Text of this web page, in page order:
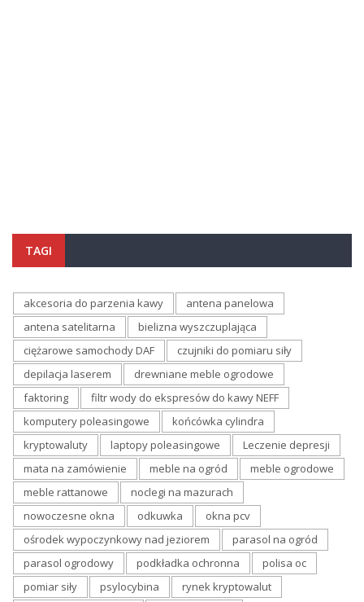
TAGI
akcesoria do parzenia kawy
antena panelowa
antena satelitarna
bielizna wyszczuplająca
ciężarowe samochody DAF
czujniki do pomiaru siły
depilacja laserem
drewniane meble ogrodowe
faktoring
filtr wody do ekspresów do kawy NEFF
komputery poleasingowe
końcówka cylindra
kryptowaluty
laptopy poleasingowe
Leczenie depresji
mata na zamówienie
meble na ogród
meble ogrodowe
meble rattanowe
noclegi na mazurach
nowoczesne okna
odkuwka
okna pcv
ośrodek wypoczynkowy nad jeziorem
parasol na ogród
parasol ogrodowy
podkładka ochronna
polisa oc
pomiar siły
psylocybina
rynek kryptowalut